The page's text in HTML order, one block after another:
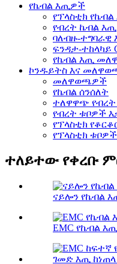
የኬብል እጢዎች
የፕላስቲክ
የብረት ኬብል እጢ
ባለብዙ-ተግባራዊ
ፍንዳታ-ተከላካይ
የኬብል እጢ
ኮንዱይትስ እና
መለዋወጫዎች
የኬብል ሰንሰለት
ተለዋዋጭ የብረት
የብረት ቱቦዎች
የፕላስቲክ
የፕላስቲክ
ተለይተው የቀረቡ
ናይሎን የኬብል
EMC የኬብል